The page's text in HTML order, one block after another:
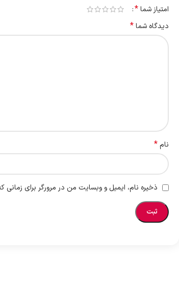
امتیاز شما*
دیدگاه شما*
نام*
ذخیره نام، ایمیل و وبسایت من در مرورگر برای زمانی